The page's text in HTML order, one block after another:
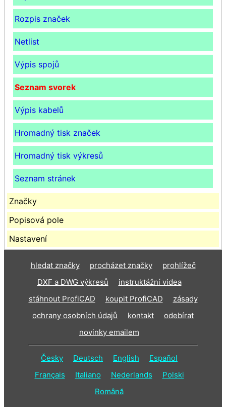
Rozpis značek
Netlist
Výpis spojů
Seznam svorek
Výpis kabelů
Hromadný tisk značek
Hromadný tisk výkresů
Seznam stránek
Značky
Popisová pole
Nastavení
hledat značky procházet značky
prohlížeč
DXF a DWG výkresů
instruktážní videa
stáhnout ProfiCAD
koupit ProfiCAD
zásady
ochrany osobních údajů
kontakt
odebírat
novinky emailem
Česky Deutsch English
Español
Français
Italiano Nederlands
Polski
Română